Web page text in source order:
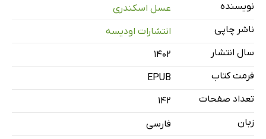
فصل چهارم: به وقتِ تنظیم سال
فصل پنجم: به وقتِ شام
فصل ششم: به وقتِ مهتاب
فصل هفتم: به وقتِ تلافى
فصل هشتم: به وقت آبان
فصل دهم: به وقت دیدار
نویسنده
عسل اسکندری
ناشر چاپی
انتشارات اودیسه
سال انتشار
۱۴۰۲
فرمت کتاب
EPUB
تعداد صفحات
142
زبان
فارسی